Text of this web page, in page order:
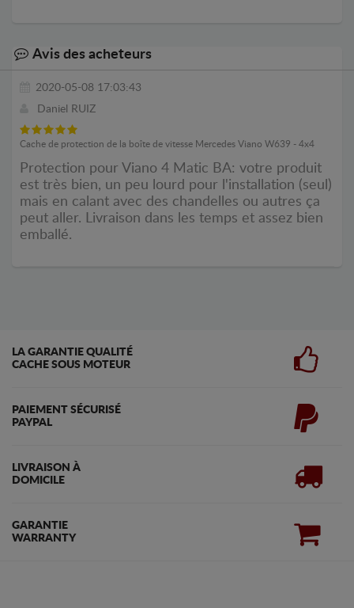
Avis des acheteurs
2020-05-08 17:03:43
Daniel RUIZ
Cache de protection de la boîte de vitesse Mercedes Viano W639 - 4x4
Protection pour Viano 4 Matic BA: votre produit
est très bien, un peu lourd pour l'installation (seul)
mais en calant avec des chandelles ou autres ça
peut aller. Livraison dans les temps et assez bien
emballé.
LA GARANTIE QUALITÉ
CACHE SOUS MOTEUR
PAIEMENT SÉCURISÉ
PAYPAL
LIVRAISON À
DOMICILE
GARANTIE
WARRANTY